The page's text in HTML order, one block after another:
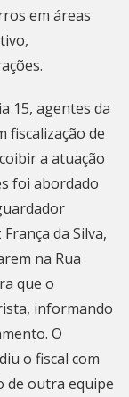
em áreas
15, agentes da
fiscalização de
a atuação
foi abordado
da Silva,
na Rua
que o
informando
O
o fiscal com
de outra equipe